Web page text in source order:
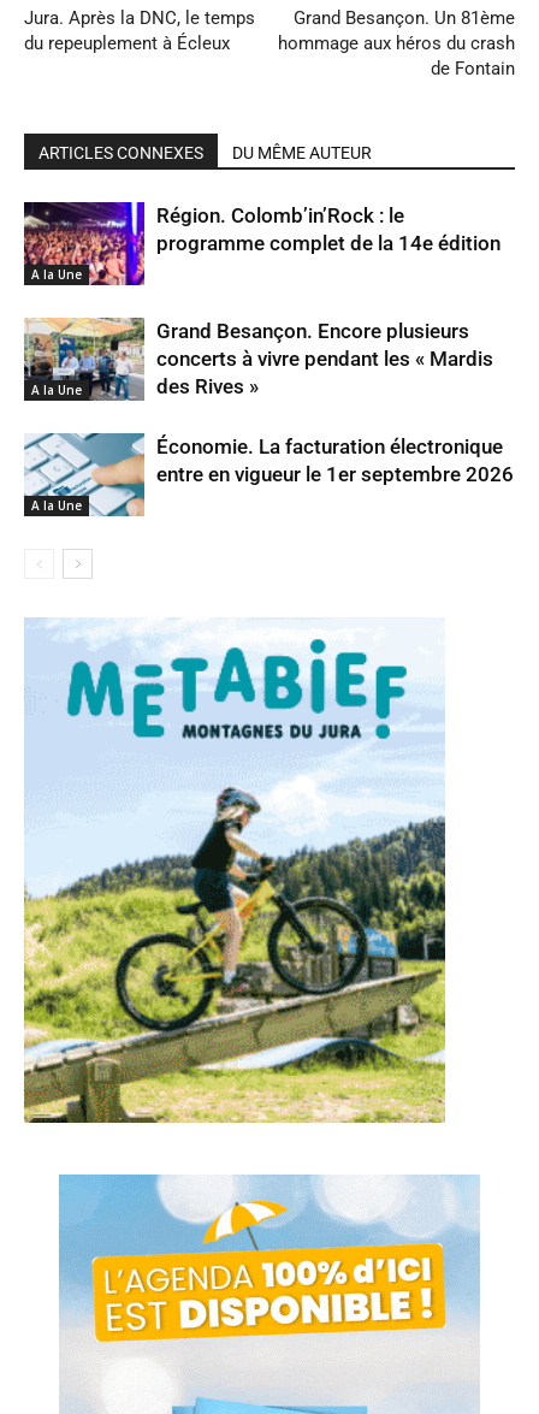
Jura. Après la DNC, le temps
du repeuplement à Écleux
Grand Besançon. Un 81ème
hommage aux héros du crash
de Fontain
ARTICLES CONNEXES DU MÊME AUTEUR
A la Une
Région. Colomb’in’Rock : le
programme complet de la 14e édition
A la Une
Grand Besançon. Encore plusieurs
concerts à vivre pendant les « Mardis
des Rives »
A la Une
Économie. La facturation électronique
entre en vigueur le 1er septembre 2026